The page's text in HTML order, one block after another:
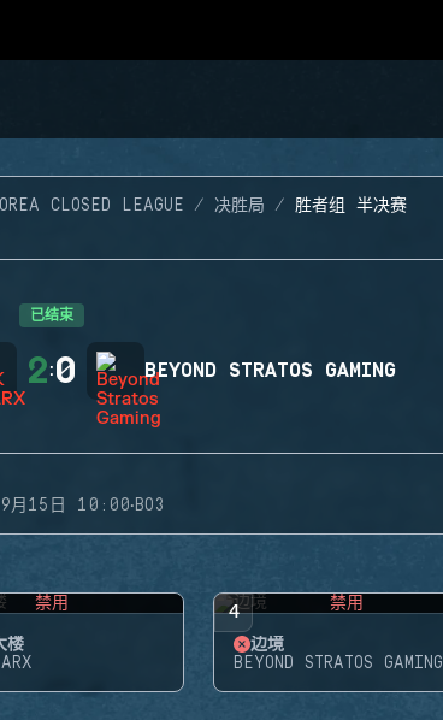
CLOSED LEAGUE 决胜局 胜者组 半决赛
已结束
2:0 BEYOND STRATOS GAMING
9月15日 10:00·BO3
禁用
楼
4 禁用
边境
BEYOND STRATOS GAMING